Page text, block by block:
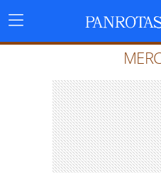
Menu
Principal